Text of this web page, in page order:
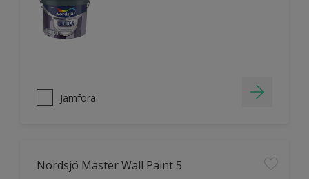
Jämföra
Nordsjö Master Wall Paint 5